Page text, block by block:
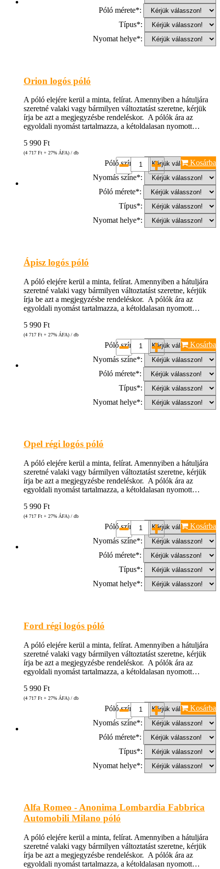
Póló mérete*:
Típus*:
Nyomat helye*:
Orion logós póló
A póló elejére kerül a minta, felírat. Amennyiben a hátuljára
szeretné valaki vagy bármilyen változtatást szeretne, kérjük
írja be azt a megjegyzésbe rendeléskor. A pólók ára az
egyoldali nyomást tartalmazza, a kétoldalasan nyomott…
5 990 Ft
(4 717 Ft + 27% ÁFA) / db
Póló színe*:
Nyomás színe*:
Póló mérete*:
Típus*:
Nyomat helye*:
Kosárba
Ápisz logós póló
A póló elejére kerül a minta, felírat. Amennyiben a hátuljára
szeretné valaki vagy bármilyen változtatást szeretne, kérjük
írja be azt a megjegyzésbe rendeléskor. A pólók ára az
egyoldali nyomást tartalmazza, a kétoldalasan nyomott…
5 990 Ft
(4 717 Ft + 27% ÁFA) / db
Póló színe*:
Nyomás színe*:
Póló mérete*:
Típus*:
Nyomat helye*:
Kosárba
Opel régi logós póló
A póló elejére kerül a minta, felírat. Amennyiben a hátuljára
szeretné valaki vagy bármilyen változtatást szeretne, kérjük
írja be azt a megjegyzésbe rendeléskor. A pólók ára az
egyoldali nyomást tartalmazza, a kétoldalasan nyomott…
5 990 Ft
(4 717 Ft + 27% ÁFA) / db
Póló színe*:
Nyomás színe*:
Póló mérete*:
Típus*:
Nyomat helye*:
Kosárba
Ford régi logós póló
A póló elejére kerül a minta, felírat. Amennyiben a hátuljára
szeretné valaki vagy bármilyen változtatást szeretne, kérjük
írja be azt a megjegyzésbe rendeléskor. A pólók ára az
egyoldali nyomást tartalmazza, a kétoldalasan nyomott…
5 990 Ft
(4 717 Ft + 27% ÁFA) / db
Póló színe*:
Nyomás színe*:
Póló mérete*:
Típus*:
Nyomat helye*:
Kosárba
Alfa Romeo - Anonima Lombardia Fabbrica
Automobili Milano póló
A póló elejére kerül a minta, felírat. Amennyiben a hátuljára
szeretné valaki vagy bármilyen változtatást szeretne, kérjük
írja be azt a megjegyzésbe rendeléskor. A pólók ára az
egyoldali nyomást tartalmazza, a kétoldalasan nyomott…